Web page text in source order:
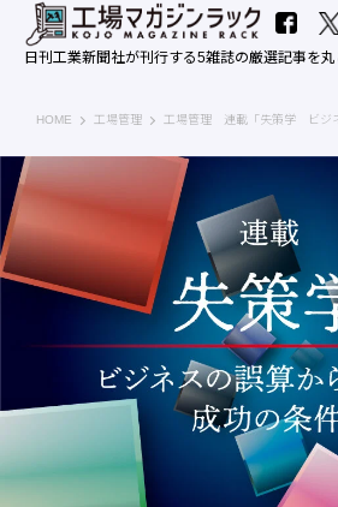
日刊工業新聞社が刊行する5雑誌の厳選記事を丸
HOME 工場マガジンラック｜日刊工業新聞社
工場管理 工場管理 連載「失策学 ビジ